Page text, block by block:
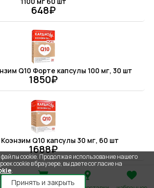
648₽
Q10 Форте капсулы 100 мг, 30 шт
1850₽
Q10 капсулы 30 мг, 60 шт
1688₽
cookie. Продолжая использование нашего
cookie в браузере, вы даете согласие на
.
Принять и закрыть